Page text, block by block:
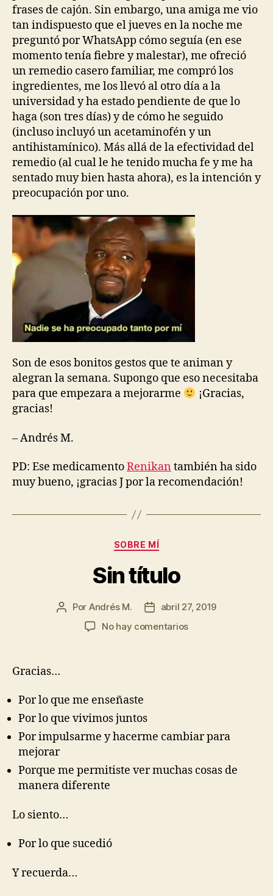
frases de cajón. Sin embargo, una amiga me vio
tan indispuesto que el jueves en la noche me
preguntó por WhatsApp cómo seguía (en ese
momento tenía fiebre y malestar), me ofreció
un remedio casero familiar, me compró los
ingredientes, me los llevó al otro día a la
universidad y ha estado pendiente de que lo
haga (son tres días) y de cómo he seguido
(incluso incluyó un acetaminofén y un
antihistamínico). Más allá de la efectividad del
remedio (al cual le he tenido mucha fe y me ha
sentado muy bien hasta ahora), es la intención y
preocupación por uno.
Son de esos bonitos gestos que te animan y
alegran la semana. Supongo que eso necesitaba
para que empezara a mejorarme
¡Gracias,
gracias!
– Andrés M.
PD: Ese medicamentoRenikan también ha sido
muy bueno, ¡gracias J por la recomendación!
Categorías
SOBRE MÍ
Sin título
Autor
Por Andrés M.
Fechaabril 27, 2019
No hay comentariosen
Gracias…
Por lo que me enseñaste
Por lo que vivimos juntos
Por impulsarme y hacerme cambiar para
mejorar
Porque me permitiste ver muchas cosas de
manera diferente
Lo siento…
Por lo que sucedió
Y recuerda…